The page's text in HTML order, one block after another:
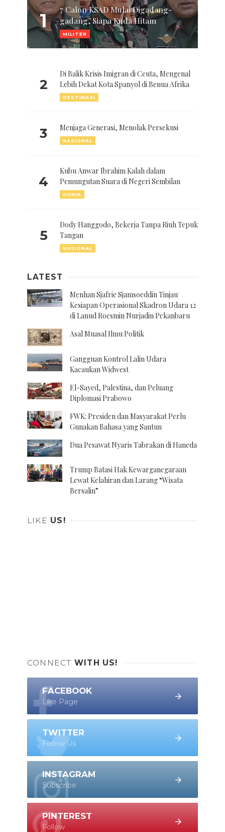
1
7 Calon KSAD Mulai Digadang-
gadang, Siapa Kuda Hitam
MILITER
2
Di Balik Krisis Imigran di Ceuta, Mengenal
Lebih Dekat Kota Spanyol di Benua Afrika
DESTINASI
3 Menjaga Generasi, Menolak Persekusi
NASIONAL
4
Kubu Anwar Ibrahim Kalah dalam
Pemungutan Suara di Negeri Sembilan
DUNIA
5
Dody Hanggodo, Bekerja Tanpa Riuh Tepuk
Tangan
NASIONAL
LATEST
Menhan Sjafrie Sjamsoeddin Tinjau
Kesiapan Operasional Skadron Udara 12
di Lanud Roesmin Nurjadin Pekanbaru
Asal Muasal Ilmu Politik
Gangguan Kontrol Lalin Udara
Kacaukan Widwest
El-Sayed, Palestina, dan Peluang
Diplomasi Prabowo
FWK: Presiden dan Masyarakat Perlu
Gunakan Bahasa yang Santun
Dua Pesawat Nyaris Tabrakan di Haneda
Trump Batasi Hak Kewarganegaraan
Lewat Kelahiran dan Larang “Wisata
Bersalin”
LIKE US!
CONNECT WITH US!
FACEBOOK
Like Page
TWITTER
Follow Us
INSTAGRAM
Subscribe
PINTEREST
Follow